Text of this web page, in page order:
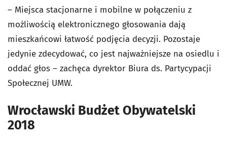
– Miejsca stacjonarne i mobilne w połączeniu z
możliwością elektronicznego głosowania dają
mieszkańcowi łatwość podjęcia decyzji. Pozostaje
jedynie zdecydować, co jest najważniejsze na osiedlu i
oddać głos – zachęca dyrektor Biura ds. Partycypacji
Społecznej UMW.
Wrocławski Budżet Obywatelski
2018